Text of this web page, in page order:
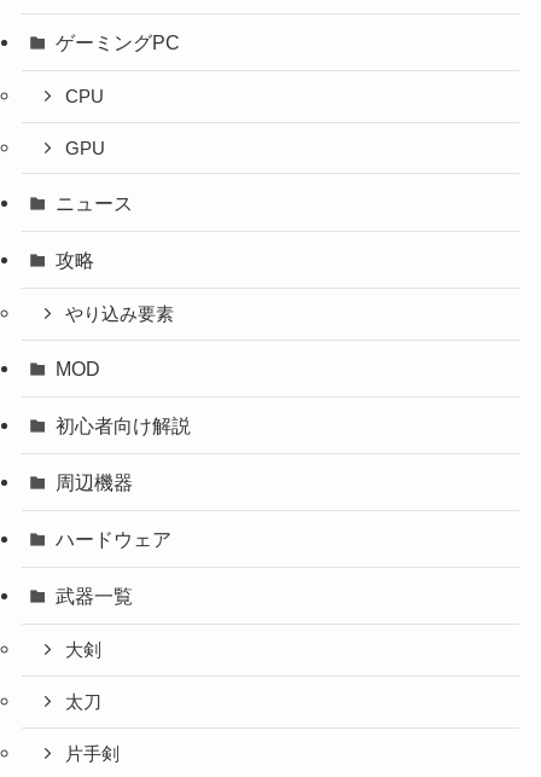
ゲーミングPC
CPU
GPU
ニュース
攻略
やり込み要素
MOD
初心者向け解説
周辺機器
ハードウェア
武器一覧
大剣
太刀
片手剣